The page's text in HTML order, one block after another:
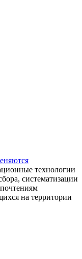
технологии
систематизации
на территории